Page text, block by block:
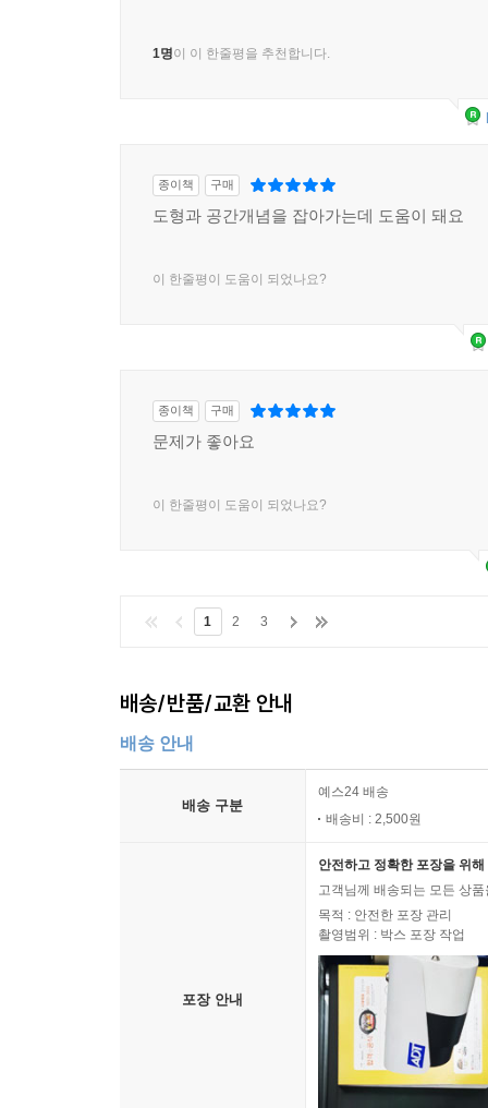
1명이 이 한줄평을 추천합니다.
종이책 구매
도형과 공간개념을 잡아가는데 도움이 돼요
이 한줄평이 도움이 되었나요?
종이책 구매
문제가 좋아요
이 한줄평이 도움이 되었나요?
1 2 3
배송/반품/교환 안내
배송 안내
배송 구분
예스24 배송
배송비 : 2,500원
포장 안내
안전하고 정확한 포장을 위
고객님께 배송되는 모든 상
목적 : 안전한 포장 관리
촬영범위 : 박스 포장 작업